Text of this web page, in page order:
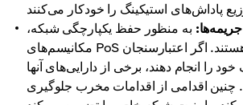
به منظور حفظ یکپارچگی شبکه،
مکانیسم‌های PoS شامل محدودیت‌ها هستند. اگر اعتبارسنجان
خود را انجام دهند، برخی از دارایی‌های آنها
اقدامی از اقدامات مخرب جلوگیری